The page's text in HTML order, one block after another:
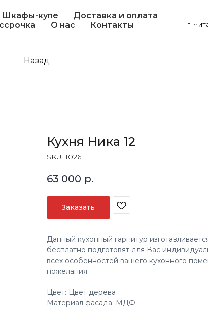
Шкафы-купе
Доставка и оплата
О нас Контакты
г.
Назад
Кухня Ника 12
SKU:1026
63 000 р.
Заказать
Данный кухонный гарнитур
бесплатно подготовят для Вас
всех особенностей вашего кухонного
пожелания.
Цвет: Цвет дерева
Материал фасада: МДФ